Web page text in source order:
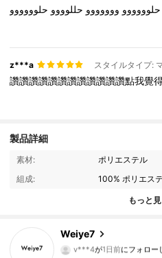
حلوووووو ووووووو حللوووو حلوووووو
z***a
讚讚讚讚讚讚讚讚讚讚讚讚點我覺
製品詳細
素材:
ポリエステル
組成:
100% ポリエス
もっと
Weiye7
34 フォロワー
34 フォロワー
v***4が1日前にフォロー